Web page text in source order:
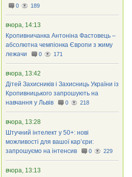
0 189
вчора, 14:13
Кропивничанка Антоніна Фастовець –
абсолютна чемпіонка Європи з жиму
лежачи
0 171
вчора, 13:42
Дітей Захисників і Захисниць України із
Кропивницького запрошують на
навчання у Львів
0 218
вчора, 13:28
Штучний інтелект у 50+: нові
можливості для вашої кар’єри:
запрошуємо на інтенсив
0 229
вчора, 13:13